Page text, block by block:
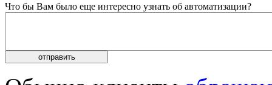
Что бы Вам было еще интересно узнать об автоматизации?